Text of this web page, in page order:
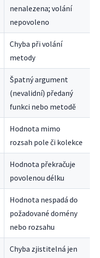
nenalezena; volání
nepovoleno
Chyba při volání
metody
Špatný argument
(nevalidní) předaný
funkci nebo metodě
Hodnota mimo
rozsah pole či kolekce
Hodnota překračuje
povolenou délku
Hodnota nespadá do
požadované domény
nebo rozsahu
Chyba zjistitelná jen